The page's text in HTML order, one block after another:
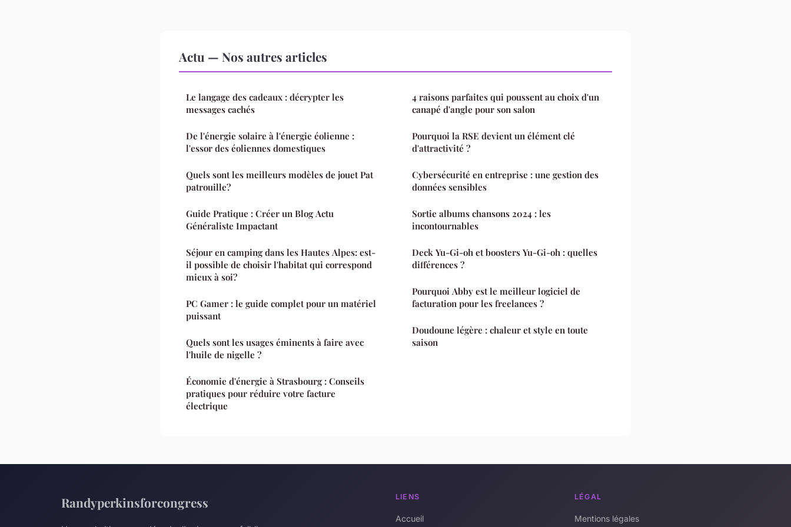
Actu — Nos autres articles
Le langage des cadeaux : décrypter les
messages cachés
De l'énergie solaire à l'énergie éolienne :
l'essor des éoliennes domestiques
Quels sont les meilleurs modèles de jouet Pat
patrouille?
Guide Pratique : Créer un Blog Actu
Généraliste Impactant
Séjour en camping dans les Hautes Alpes: est-
il possible de choisir l'habitat qui correspond
mieux à soi?
PC Gamer : le guide complet pour un matériel
puissant
Quels sont les usages éminents à faire avec
l'huile de nigelle ?
Économie d'énergie à Strasbourg : Conseils
pratiques pour réduire votre facture
électrique
4 raisons parfaites qui poussent au choix d'un
canapé d'angle pour son salon
Pourquoi la RSE devient un élément clé
d'attractivité ?
Cybersécurité en entreprise : une gestion des
données sensibles
Sortie albums chansons 2024 : les
incontournables
Deck Yu-Gi-oh et boosters Yu-Gi-oh : quelles
différences ?
Pourquoi Abby est le meilleur logiciel de
facturation pour les freelances ?
Doudoune légère : chaleur et style en toute
saison
Randyperkinsforcongress LIENS
Accueil
LÉGAL
Mentions légales